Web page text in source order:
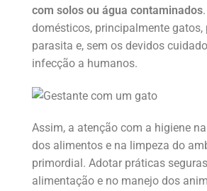
com solos ou água contaminados
domésticos, principalmente gatos,
parasita e, sem os devidos
infecção a humanos.
Assim, a atenção com a higiene
dos alimentos e na limpeza do
primordial. Adotar práticas
alimentação e no manejo dos